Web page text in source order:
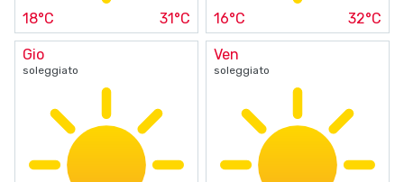
18°C 31°C 16°C 32°C
Gio
soleggiato
Ven
soleggiato